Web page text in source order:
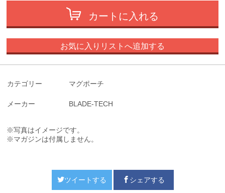
カートに入れる
お気に入りリストへ追加する
カテゴリー マグポーチ
メーカー BLADE-TECH
※写真はイメージです。
※マガジンは付属しません。
ツイートする シェアする